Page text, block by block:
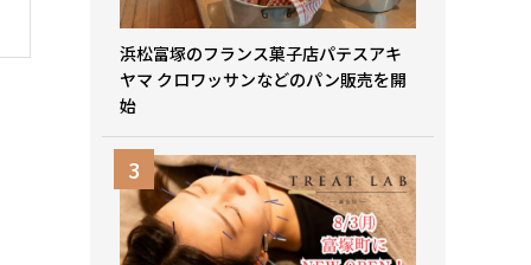
浜松富塚のフランス菓子店パテスアキ
ヤマ クロワッサンなどのパン販売を開
始